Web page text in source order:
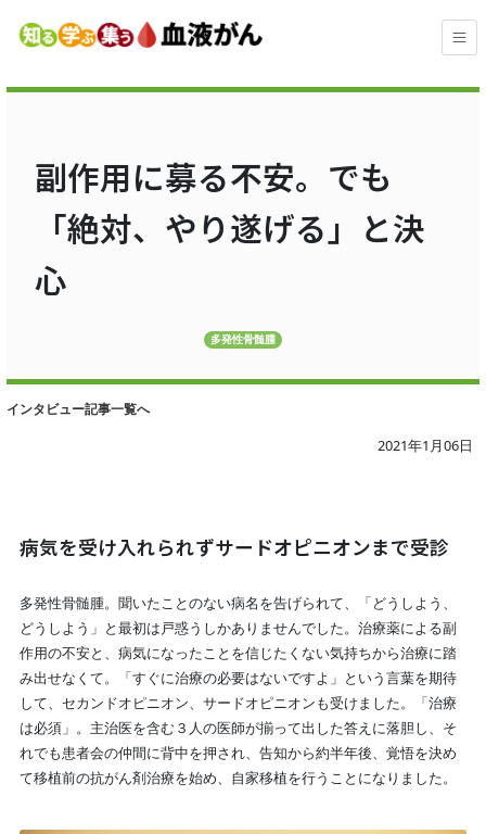
副作用に募る不安。でも
「絶対、やり遂げる」と決
心
多発性骨髄腫
インタビュー記事一覧へ
2021年1月06日
病気を受け入れられずサードオピニオンまで受診
多発性骨髄腫。聞いたことのない病名を告げられて、「どうしよう、
どうしよう」と最初は戸惑うしかありませんでした。治療薬による副
作用の不安と、病気になったことを信じたくない気持ちから治療に踏
み出せなくて。「すぐに治療の必要はないですよ」という言葉を期待
して、セカンドオピニオン、サードオピニオンも受けました。「治療
は必須」。主治医を含む３人の医師が揃って出した答えに落胆し、そ
れでも患者会の仲間に背中を押され、告知から約半年後、覚悟を決め
て移植前の抗がん剤治療を始め、自家移植を行うことになりました。